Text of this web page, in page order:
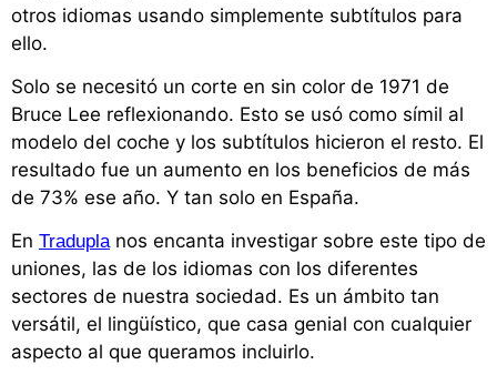
otros idiomas usando simplemente subtítulos para
ello.
Solo se necesitó un corte en sin color de 1971 de
Bruce Lee reflexionando. Esto se usó como símil al
modelo del coche y los subtítulos hicieron el resto. El
resultado fue un aumento en los beneficios de más
de 73% ese año. Y tan solo en España.
En Traduplanos encanta investigar sobre este tipo de
uniones, las de los idiomas con los diferentes
sectores de nuestra sociedad. Es un ámbito tan
versátil, el lingüístico, que casa genial con cualquier
aspecto al que queramos incluirlo.